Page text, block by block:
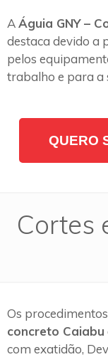
AÁguia GNY –
destaca devido a
pelos
trabalho e para a
QUERO
Cortes
Os
concreto Caiabu
com exatidão,